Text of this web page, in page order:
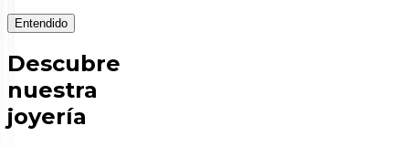
Entendido
Descubre
nuestra
joyería